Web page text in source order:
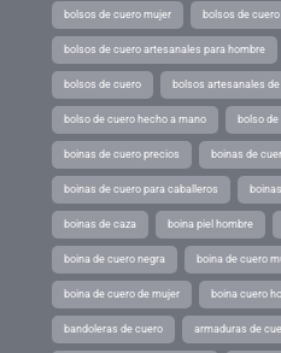
bolsos de cuero mujer bolsos de
bolsos de cuero artesanales para hombre
bolsos de cuero bolsos artesanales
bolso de cuero hecho a mano bolso
boinas de cuero precios boinas de
boinas de cuero para caballeros
boinas de caza boina piel hombre
boina de cuero negra boina de cuero
boina de cuero de mujer boina cuero
bandoleras de cuero armaduras de